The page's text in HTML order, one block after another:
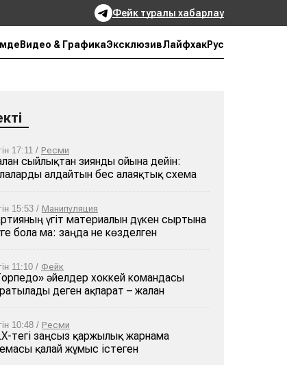
Фейк туралы хабарлау
Видео & ГрафикаЭксклюзивЛайфхакРус
17:11 / Ресми
сыйлықтан зиянды ойынға дейін:
алдайтын бес алаяқтық схема
15:53 / Манипуляция
үгіт материалын дүкен сыртына
бола ма: заңда не көзделген
11:10 / Фейк
әйелдер хоккей командасы
деген ақпарат – жалған
10:48 / Ресми
тегі заңсыз қаржылық жарнама
қалай жұмыс істеген